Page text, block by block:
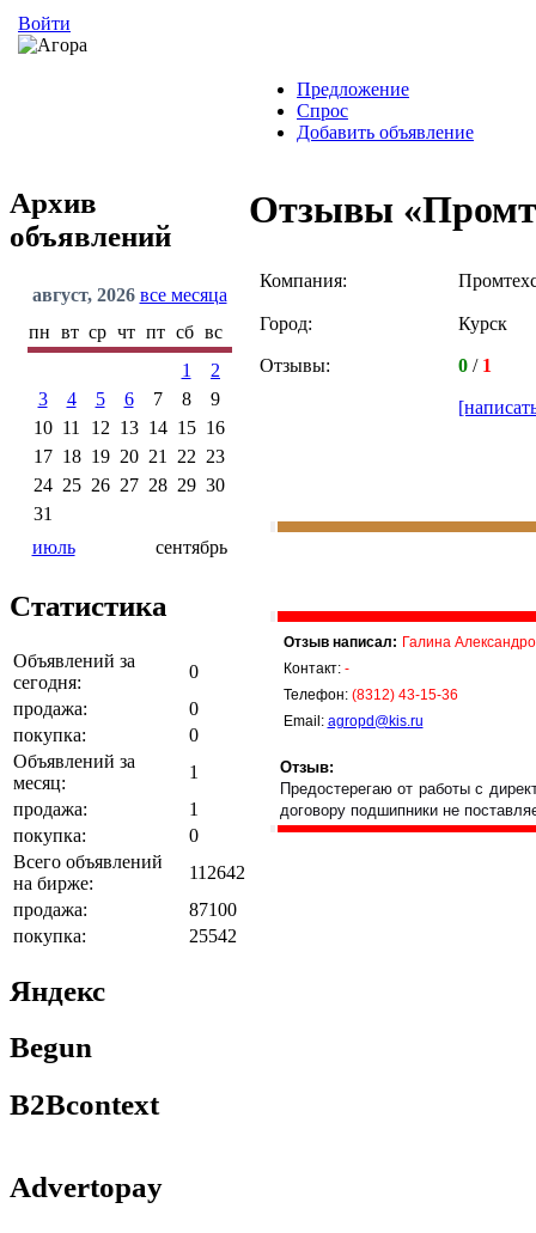
Войти
Предложение
Спрос
Добавить объявление
Архив
объявлений
август, 2026 все месяца
пн вт ср чт пт сб вс
1
2
3
4 5 6 7 8
9
10 11 12 13 14 15 16
17 18 19 20 21 22 23
24 25 26 27 28 29 30
31
июль
сентябрь
Статистика
Объявлений за
сегодня:
0
продажа:
0
покупка:
0
Объявлений за
месяц:
1
продажа:
1
покупка:
0
Всего объявлений
на бирже:
112642
продажа:
87100
покупка:
25542
Яндекс
Begun
B2Bcontext
Advertopay
Отзывы
Компания:
Город: Курск
Отзывы: 0 / 1
Отзыв написал: Галина
Контакт: -
Телефон: (8312) 43-15-36
Email: agropd@kis.ru
Отзыв:
Предостерегаю от работы с
договору подшипники не